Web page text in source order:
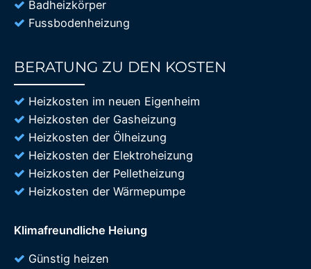
Badheizkörper
Fussbodenheizung
BERATUNG ZU DEN KOSTEN
Heizkosten im neuen Eigenheim
Heizkosten der Gasheizung
Heizkosten der Ölheizung
Heizkosten der Elektroheizung
Heizkosten der Pelletheizung
Heizkosten der Wärmepumpe
Klimafreundliche Heiung
Günstig heizen